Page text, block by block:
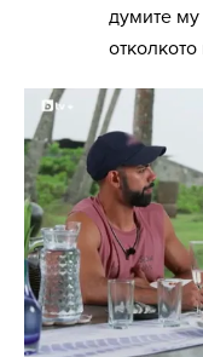
думите му